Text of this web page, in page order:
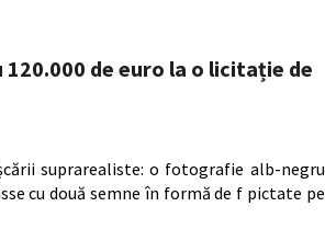
de euro la o licitație de
suprarealiste: o fotografie alb-negru
cu două semne în formă de f pictate pe